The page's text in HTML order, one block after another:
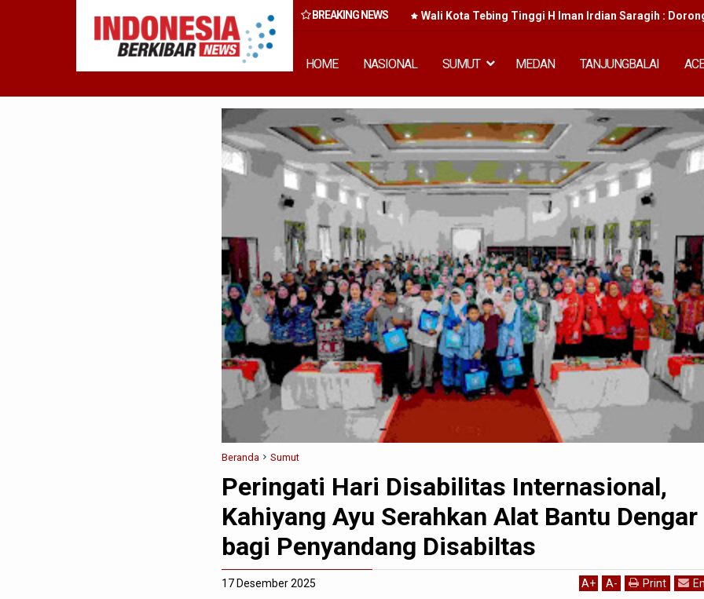
BREAKING NEWS
Wong Cun Sen: Ini Bukan Kegiatan Formal, Tapi Komitmen Wujudkan
Pembangunan Inklusif
Wali Kota Tebing Tinggi H Iman Irdian Saragih :
HOME NASIONAL SUMUT MEDAN TANJUNGBALAI
Beranda Sumut
Peringati Hari Disabilitas Internasional,
Kahiyang Ayu Serahkan Alat Bantu Dengar
bagi Penyandang Disabiltas
17 Desember 2025 A+ A- Print